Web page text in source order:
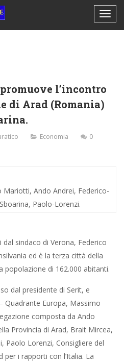
l’incontro
di Arad (Romania)
Economia 0
Mariotti, Ando Andrei, Federico-
Sboarina, Paolo-Lorenzi.
sindaco di Verona, Federico
ed è la terza città della
popolazione di 162.000 abitanti.
dal presidente di Serit, e
Quadrante Europa, Massimo
composta da Ando
Provincia di Arad, Brait Mircea,
Paolo Lorenzi, Consigliere del
per i rapporti con l’Italia. La